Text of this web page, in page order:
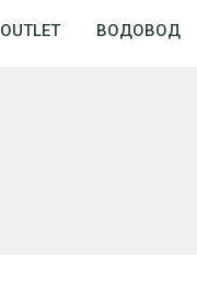
OUTLET ВОДОВОД